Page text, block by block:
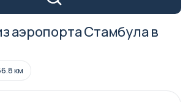
аэропорта Стамбула в
км